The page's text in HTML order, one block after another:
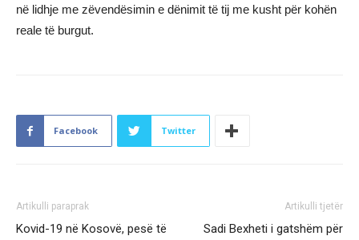
në lidhje me zëvendësimin e dënimit të tij me kusht për kohën
reale të burgut.
Facebook Twitter
Artikulli paraprak
Kovid-19 në Kosovë, pesë të
Artikulli tjetër
Sadi Bexheti i gatshëm për